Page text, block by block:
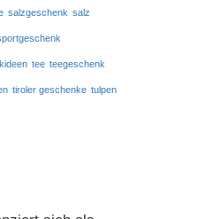
salzgeschenk salz
tee teegeschenk
tiroler geschenke tulpen